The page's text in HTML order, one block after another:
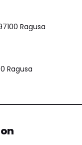
Ragusa
Ragusa